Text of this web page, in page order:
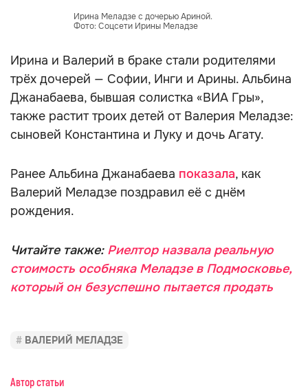
Ирина Меладзе с дочерью Ариной.
Фото: Соцсети Ирины Меладзе
Ирина и Валерий в браке стали родителями
трёх дочерей — Софии, Инги и Арины. Альбина
Джанабаева, бывшая солистка «ВИА Гры»,
также растит троих детей от Валерия Меладзе:
сыновей Константина и Луку и дочь Агату.
Ранее Альбина Джанабаева показала, как
Валерий Меладзе поздравил её с днём
рождения.
Читайте также:Риелтор назвала реальную
стоимость особняка Меладзе в Подмосковье,
который он безуспешно пытается продать
ВАЛЕРИЙ МЕЛАДЗЕ
Автор статьи